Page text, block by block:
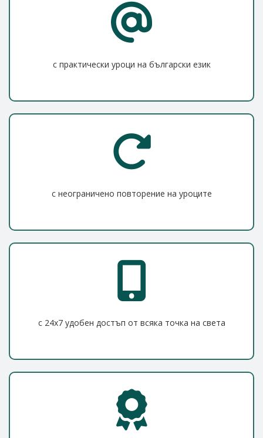
с практически уроци на български език
с неограничено повторение на уроците
с 24x7 удобен достъп от всяка точка на света